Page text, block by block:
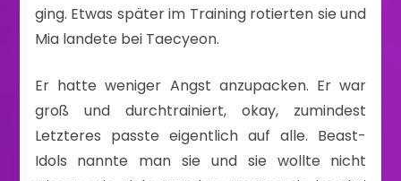
ging. Etwas später im Training rotierten sie und
Mia landete bei Taecyeon.
Er hatte weniger Angst anzupacken. Er war
groß und durchtrainiert, okay, zumindest
Letzteres passte eigentlich auf alle. Beast-
Idols nannte man sie und sie wollte nicht